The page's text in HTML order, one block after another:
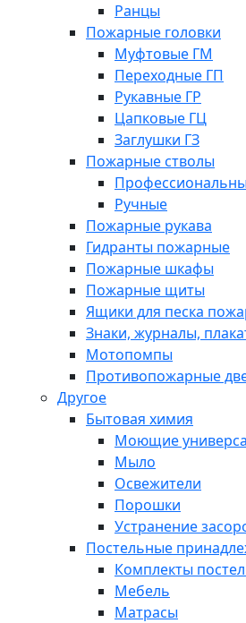
Ранцы
Пожарные головки
Муфтовые ГМ
Переходные ГП
Рукавные ГР
Цапковые ГЦ
Заглушки ГЗ
Пожарные стволы
Ручные
Пожарные рукава
Гидранты пожарные
Пожарные шкафы
Пожарные щиты
Ящики для песка
Знаки, журналы,
Мотопомпы
Противопожарные
Другое
Бытовая химия
Моющие
Мыло
Освежители
Порошки
Устранение
Постельные
Комплекты
Мебель
Матрасы